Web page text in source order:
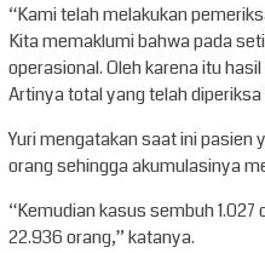
“Kami telah melakukan
Kita memaklumi bahwa pada
operasional. Oleh karena itu
Artinya total yang telah
Yuri mengatakan saat ini pasien
orang sehingga akumulasinya
“Kemudian kasus sembuh
22.936 orang,” katanya.